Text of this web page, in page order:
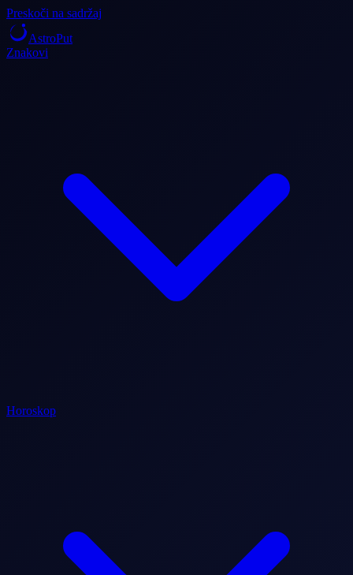
Preskoči na sadržaj
AstroPut
Znakovi
Horoskop